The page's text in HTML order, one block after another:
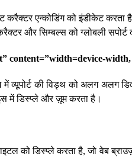
करैक्टर एन्कोडिंग को इंडीकेट करता
और सिम्बल्स को ग्लोबली सपोर्ट
content=”width=device-
में व्यूपोर्ट की विड्थ को अलग अलग
में डिस्प्ले और ज़ूम करता है।
को डिस्प्ले करता है, जो वेब